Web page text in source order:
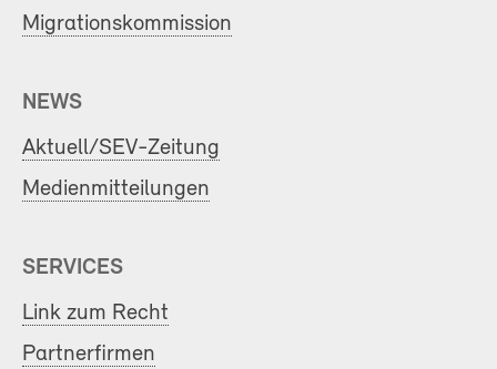
Migrationskommission
NEWS
Aktuell/SEV-Zeitung
Medienmitteilungen
SERVICES
Link zum Recht
Partnerfirmen